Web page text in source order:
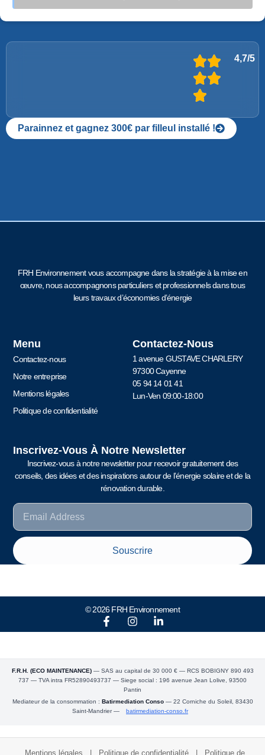
4,7/5
Parainnez et gagnez 300€ par filleul installé !
FRH Environnement vous accompagne dans la stratégie à la mise en
œuvre, nous accompagnons particuliers et professionnels dans tous
leurs travaux d’économies d’énergie
Menu
Contactez-nous
Notre entreprise
Mentions légales
Politique de confidentialité
Contactez-Nous
1 avenue GUSTAVE CHARLERY
97300 Cayenne
05 94 14 01 41
Lun-Ven 09:00-18:00
Inscrivez-Vous À Notre Newsletter
Inscrivez-vous à notre newsletter pour recevoir gratuitement des
conseils, des idées et des inspirations autour de l’énergie solaire et de la
rénovation durable.
Souscrire
© 2026 FRH Environnement
F.R.H. (ECO MAINTENANCE)— SAS au capital de 30 000 € — RCS BOBIGNY 890 493
737 — TVA intra FR52890493737 — Siege social : 196 avenue Jean Lolive, 93500
Pantin
Mediateur de la consommation : Batirmediation Conso— 22 Corniche du Soleil, 83430
Saint-Mandrier —
batirmediation-conso.fr
Mentions légales Politique de confidentialité Politique de